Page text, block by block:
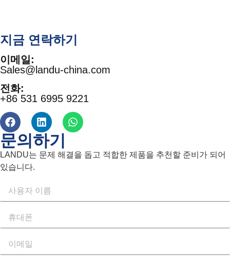
지금 연락하기
이메일:
Sales@landu-china.com
전화:
+86 531 6995 9221
문의하기
LANDU는 문제 해결을 돕고 적합한 제품을 추천할 준비가 되어
있습니다.